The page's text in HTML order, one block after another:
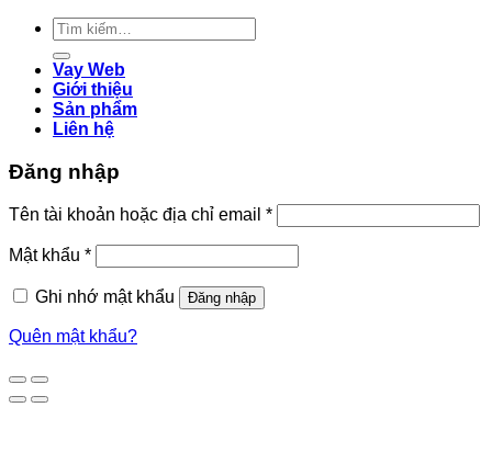
Tìm
kiếm:
Vay Web
Giới thiệu
Sản phẩm
Liên hệ
Đăng nhập
Tên tài khoản hoặc địa chỉ email *Bắt
buộc
Mật khẩu *Bắt
buộc
Ghi nhớ mật khẩu
Đăng nhập
Quên mật khẩu?